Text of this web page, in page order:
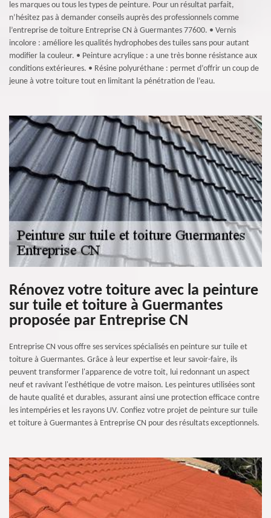
les marques ou tous les types de peinture. Pour un résultat parfait,
n’hésitez pas à demander conseils auprès des professionnels comme
l’entreprise de toiture Entreprise CN à Guermantes 77600. • Vernis
incolore : améliore les qualités hydrophobes des tuiles sans pour autant
modifier la couleur. • Peinture acrylique : a une très bonne résistance aux
conditions extérieures. • Résine polyuréthane : permet d’offrir un coup de
jeune à votre toiture tout en limitant la pénétration de l’eau.
Rénovez votre toiture avec la peinture
sur tuile et toiture à Guermantes
proposée par Entreprise CN
Entreprise CN vous offre ses services spécialisés en peinture sur tuile et
toiture à Guermantes. Grâce à leur expertise et leur savoir-faire, ils
peuvent transformer l'apparence de votre toit, lui redonnant un aspect
neuf et ravivant l'esthétique de votre maison. Les peintures utilisées sont
de haute qualité et durables, assurant ainsi une protection efficace contre
les intempéries et les rayons UV. Confiez votre projet de peinture sur tuile
et toiture à Guermantes à Entreprise CN pour des résultats exceptionnels.